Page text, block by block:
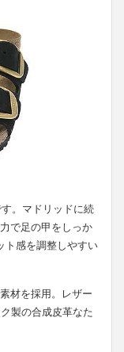
。マドリッドに続
で足の甲をしっか
ト感を調整しやすい
材を採用。レザー
製の合成皮革なた